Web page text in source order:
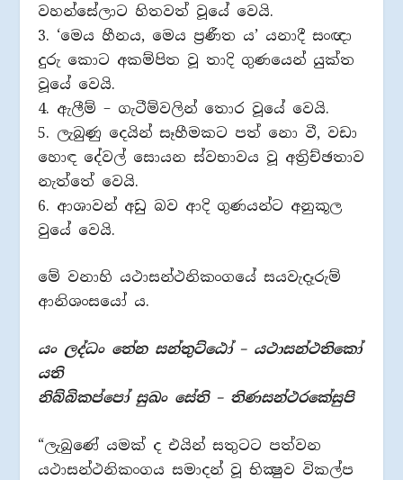
වහන්සේලාට හිතවත් වූයේ වෙයි.
3. ‘මෙය හීනය, මෙය ප්‍රණීත ය’ යනාදී සංඥා
දුරු කොට අකම්පිත වූ තාදි ගුණයෙන් යුක්ත
වූයේ වෙයි.
4. ඇලීම් – ගැටීම්වලින් තොර වූයේ වෙයි.
5. ලැබුණු දෙයින් සෑහීමකට පත් නො වී, වඩා
හොඳ දේවල් සොයන ස්වභාවය වූ අත්‍රිච්ඡතාව
නැත්තේ වෙයි.
6. ආශාවන් අඩු බව ආදි ගුණයන්ට අනුකූල
වුයේ වෙයි.
මේ වනාහි යථාසන්ථනිකංගයේ සයවැදෑරුම්
ආනිශංසයෝ ය.
යං ලද්ධං තේන සන්තුට්ඨෝ – යථාසන්ථතිකෝ
යති
නිබ්බිකප්පෝ සුඛං සේති – තිණසන්ථරකේසුපි
“ලැබුණේ යමක් ද එයින් සතුටට පත්වන
යථාසන්ථනිකංගය සමාදන් වූ භික්‍ෂුව විකල්ප